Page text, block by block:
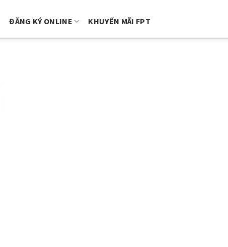
ĐĂNG KÝ ONLINE KHUYẾN MÃI FPT